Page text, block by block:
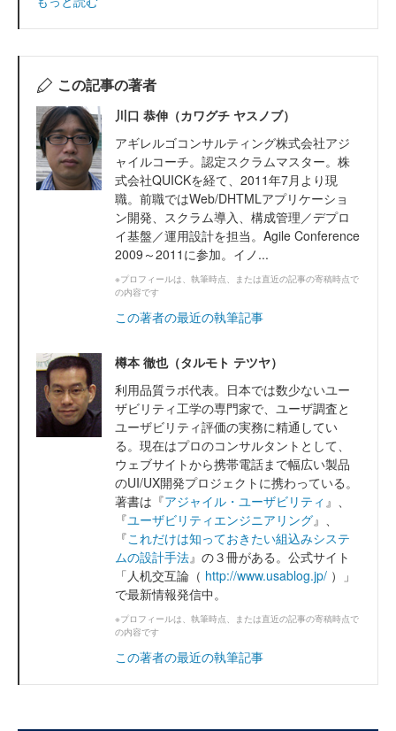
この記事の著者
川口 恭伸（カワグチ ヤスノブ）
アギレルゴコンサルティング株式会社アジ
ャイルコーチ。認定スクラムマスター。株
式会社QUICKを経て、2011年7月より現
職。前職ではWeb/DHTMLアプリケーショ
ン開発、スクラム導入、構成管理／デプロ
イ基盤／運用設計を担当。Agile Conference
2009～2011に参加。イノ...
※プロフィールは、執筆時点、または直近の記事の寄稿時点で
の内容です
この著者の最近の執筆記事
樽本 徹也（タルモト テツヤ）
利用品質ラボ代表。日本では数少ないユー
ザビリティ工学の専門家で、ユーザ調査と
ユーザビリティ評価の実務に精通してい
る。現在はプロのコンサルタントとして、
ウェブサイトから携帯電話まで幅広い製品
のUI/UX開発プロジェクトに携わっている。
著書は『アジャイル・ユーザビリティ 』、
『ユーザビリティエンジニアリング』、
『これだけは知っておきたい組込みシステ
ムの設計手法』の３冊がある。公式サイト
「人机交互論（ http://www.usablog.jp/ ）」
で最新情報発信中。
※プロフィールは、執筆時点、または直近の記事の寄稿時点で
の内容です
この著者の最近の執筆記事